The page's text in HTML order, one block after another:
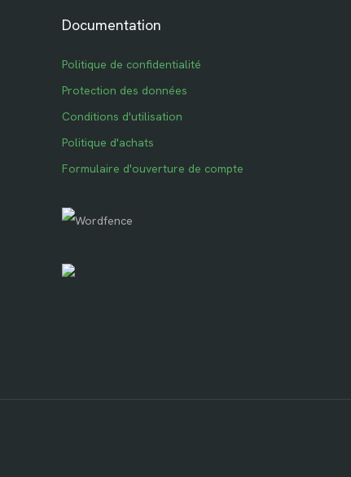
Documentation
Politique de confidentialité
Protection des données
Conditions d'utilisation
Politique d'achats
Formulaire d'ouverture de compte